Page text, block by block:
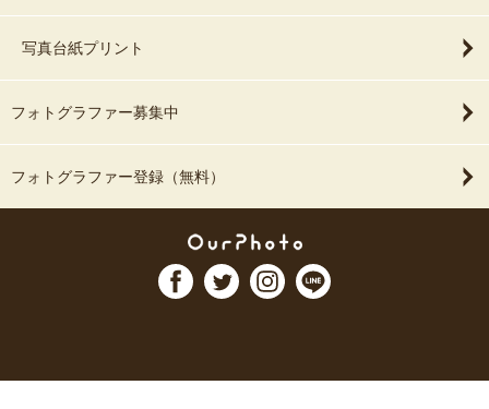
写真台紙プリント
フォトグラファー募集中
フォトグラファー登録（無料）